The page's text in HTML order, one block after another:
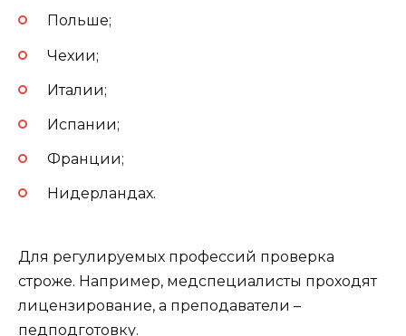
Польше;
Чехии;
Италии;
Испании;
Франции;
Нидерландах.
Для регулируемых профессий проверка
строже. Например, медспециалисты проходят
лицензирование, а преподаватели –
педподготовку.